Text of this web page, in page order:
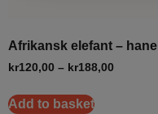
Afrikansk elefant – hane
kr120,00 – kr188,00
Add to basket